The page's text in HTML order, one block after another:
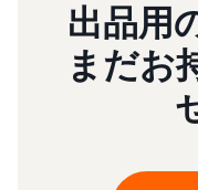
出品用
まだお